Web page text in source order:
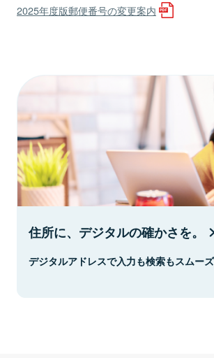
2025年度版郵便番号の変更案内
住所に、デジタルの確かさを。
デジタルアドレスで入力も検索もスムーズ